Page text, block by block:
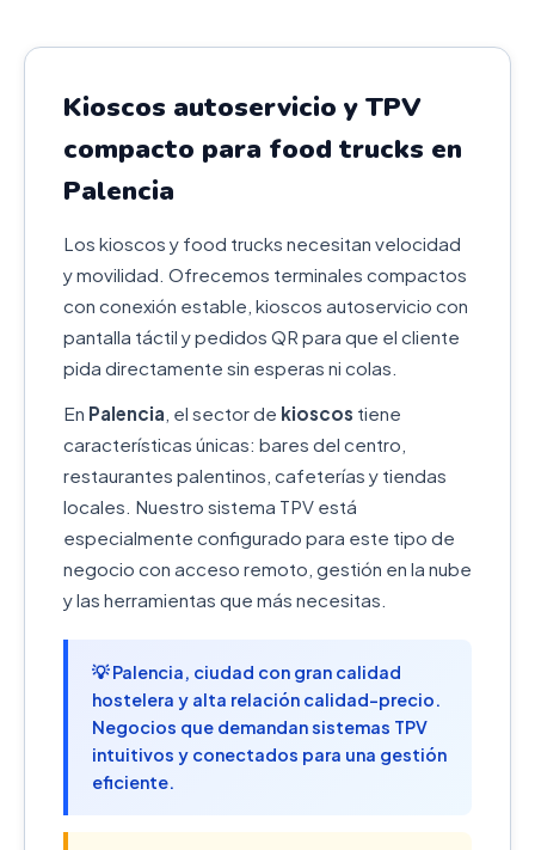
Kioscos autoservicio y TPV
compacto para food trucks en
Palencia
Los kioscos y food trucks necesitan velocidad
y movilidad. Ofrecemos terminales compactos
con conexión estable, kioscos autoservicio con
pantalla táctil y pedidos QR para que el cliente
pida directamente sin esperas ni colas.
En Palencia , el sector de kioscos tiene
características únicas: bares del centro,
restaurantes palentinos, cafeterías y tiendas
locales. Nuestro sistema TPV está
especialmente configurado para este tipo de
negocio con acceso remoto, gestión en la nube
y las herramientas que más necesitas.
💡 Palencia, ciudad con gran calidad
hostelera y alta relación calidad-precio.
Negocios que demandan sistemas TPV
intuitivos y conectados para una gestión
eficiente.